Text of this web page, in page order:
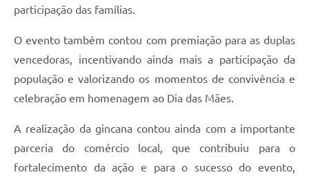
participação das famílias.
O evento também contou com premiação para as duplas
vencedoras, incentivando ainda mais a participação da
população e valorizando os momentos de convivência e
celebração em homenagem ao Dia das Mães.
A realização da gincana contou ainda com a importante
parceria do comércio local, que contribuiu para o
fortalecimento da ação e para o sucesso do evento,